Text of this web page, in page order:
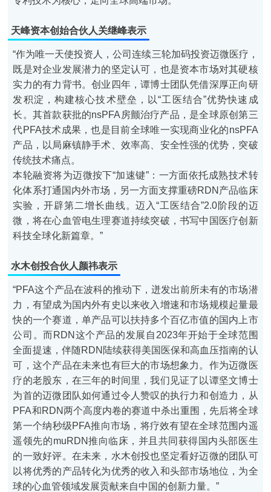
天峰资本创始合伙人关继峰表示
“作为唯一天使投资人，公司连续三轮加码投资迈微医疗，
既是对企业发展潜力的坚定认可，也是资本市场对其硬核
实力的有力背书。创业四年，谭博士团队凭借深厚正向研
发积淀，构建核心技术壁垒，以“工医结合”优势快速成
长。其首款获批的nsPFA房颤治疗产品，是全球原创第三
代PFA技术成果，也是目前全球唯一实现商业化的nsPFA
产品，以局麻镇静手术、效率高、安全性强的优势，突破
传统技术痛点。
本轮融资将为迈微按下“加速键”：一方面依托成熟技术转
化体系打通国内外市场，另一方面支撑重磅RDN产品临床
实验，开辟第二增长曲线。迈入“工医结合”2.0阶段的迈
微，将在心血管电生理赛道持续突破，书写中国医疗创新
科技全球化新篇章。”
水木创投合伙人颜祎表示
“PFA这个产品在波科的推动下，迸发出前所未有的市场潜
力，有望成为国内外有史以来收入增速和市场规模起量最
快的一个赛道，单产品可以扶持多个百亿市值的国内上市
公司。而RDN这个产品的发展自2023年开始于全球范围
全面提速，伴随RDN陆续获得美国医保和高血压指南的认
可，这个产品在未来也有巨大的市场想象力。作为迈微医
疗的老股东，在三年的时间里，我们见证了以谭坚文博士
为首的迈微团队如何通过令人赞叹的执行力和创造力，从
PFA和RDN两个高度内卷的赛道中杀出重围，先后将全球
第一个纳秒级PFA推向市场，将疗效有望在全球范围内遥
遥领先的muRDN推向临床，并且共同获得国内头部医生
的一致好评。在未来，水木创投也坚定看好迈微的团队可
以将优秀的产品转化为优秀的收入和头部市场地位，为全
球的心血管领域发展贡献来自中国的创新力量。”